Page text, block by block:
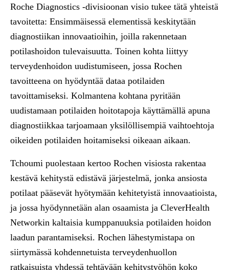
Roche Diagnostics -divisioonan visio tukee tätä yhteistä
tavoitetta: Ensimmäisessä elementissä keskitytään
diagnostiikan innovaatioihin, joilla rakennetaan
potilashoidon tulevaisuutta. Toinen kohta liittyy
terveydenhoidon uudistumiseen, jossa Rochen
tavoitteena on hyödyntää dataa potilaiden
tavoittamiseksi. Kolmantena kohtana pyritään
uudistamaan potilaiden hoitotapoja käyttämällä apuna
diagnostiikkaa tarjoamaan yksilöllisempiä vaihtoehtoja
oikeiden potilaiden hoitamiseksi oikeaan aikaan.
Tchoumi puolestaan kertoo Rochen visiosta rakentaa
kestävä kehitystä edistävä järjestelmä, jonka ansiosta
potilaat pääsevät hyötymään kehitetyistä innovaatioista,
ja jossa hyödynnetään alan osaamista ja CleverHealth
Networkin kaltaisia kumppanuuksia potilaiden hoidon
laadun parantamiseksi. Rochen lähestymistapa on
siirtymässä kohdennetuista terveydenhuollon
ratkaisuista yhdessä tehtävään kehitystyöhön koko